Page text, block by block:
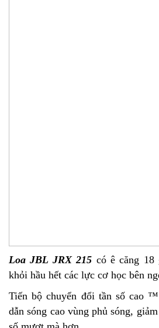
Loa JBL JRX 215 có ê căng 18
khỏi hầu hết các lực cơ học bên
Tiến bộ chuyển đổi tần số cao
dẫn sóng cao vùng phủ sóng,